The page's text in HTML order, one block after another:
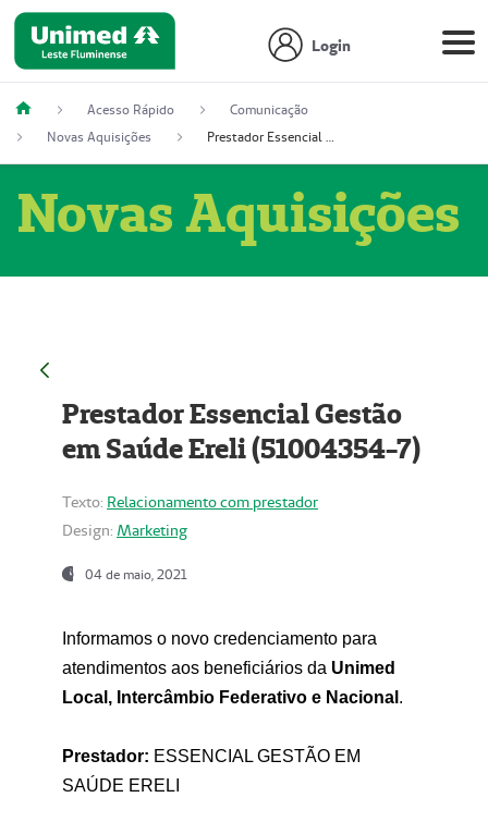
Login
Acesso Rápido
Comunicação
Novas Aquisições
Prestador Essencial Gestão em Saúde Ereli (51004354-7)
Novas Aquisições
Prestador Essencial Gestão
em Saúde Ereli (51004354-7)
Texto: Relacionamento com prestador
Design: Marketing
04 de maio, 2021
Informamos o novo credenciamento para
atendimentos aos beneficiários da Unimed
Local, Intercâmbio Federativo e Nacional .
Prestador: ESSENCIAL GESTÃO EM
SAÚDE ERELI